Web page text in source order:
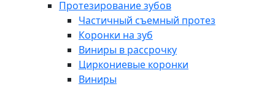
Протезирование зубов
Частичный съемный протез
Коронки на зуб
Виниры в рассрочку
Циркониевые коронки
Виниры